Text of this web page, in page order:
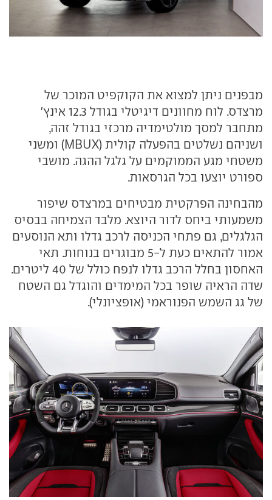
מבפנים ניתן למצוא את הקוקפיט המוכר של
מרצדס. לוח מחוונים דיגיטלי בגודל 12.3 אינץ'
מתחבר למסך מולטימדיה מרכזי בגודל זהה,
ושניהם נשלטים בהפעלה קולית (MBUX) ומשני
משטחי מגע הממוקמים על גלגל ההגה. מושבי
ספורט יוצעו בכל הגרסאות.
מהבחינה הפרקטית מבטיחים במרצדס שיפור
משמעותי ביחס לדור היוצא. מלבד הצמיחה בבסיס
הגלגלים, גם פתחי הכניסה לרכב גדלו ותא הנוסעים
אמור להתאים כעת ל-5 מבוגרים בנוחות. תאי
האחסון בחלל הרכב גדלו לנפח כולל של 40 ליטרים.
שדה הראיה שופר בכל המימדים והוגדל גם השטח
של גג השמש הפנוראמי (אופציונלי).